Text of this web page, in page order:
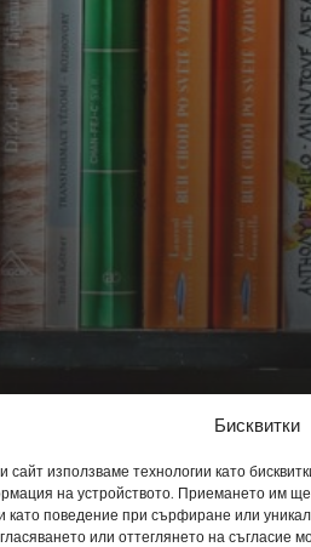
Бисквитки
сайт използваме технологии като
на устройството. Приемането им
като поведение при сърфиране или
или оттеглянето на съгласие